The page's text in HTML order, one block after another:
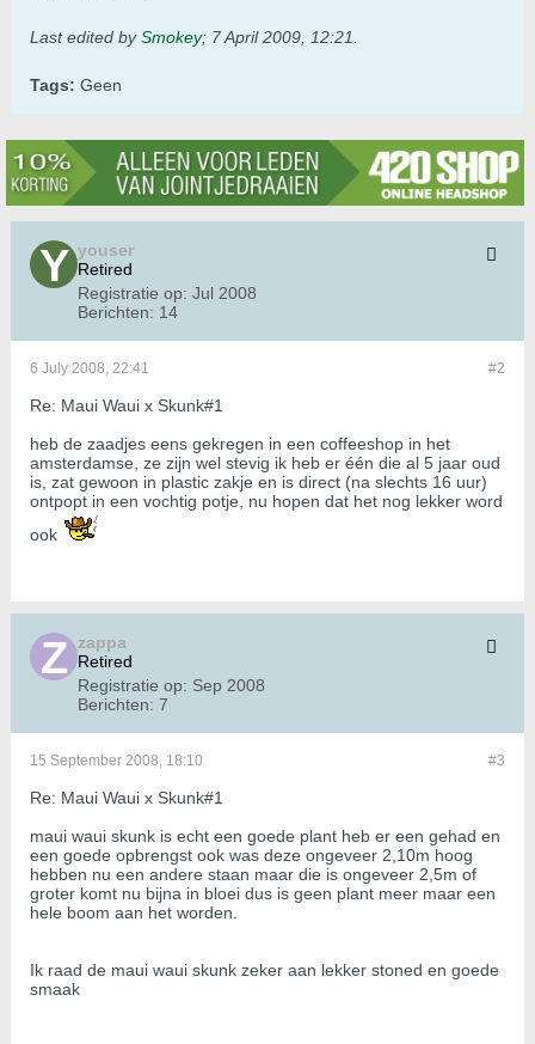
Last edited bySmokey; 7 April 2009, 12:21
Tags: Geen
youser
Retired
Registratie op: Jul 2008
Berichten: 14
#2
6 July 2008, 22:41
Re: Maui Waui x Skunk#1
heb de zaadjes eens gekregen in een coffeeshop in het
amsterdamse, ze zijn wel stevig ik heb er één die al 5 jaar oud
is, zat gewoon in plastic zakje en is direct (na slechts 16 uur)
ontpopt in een vochtig potje, nu hopen dat het nog lekker word
ook
zappa
Retired
Registratie op: Sep 2008
Berichten: 7
#3
15 September 2008, 18:10
Re: Maui Waui x Skunk#1
maui waui skunk is echt een goede plant heb er een gehad en
een goede opbrengst ook was deze ongeveer 2,10m hoog
hebben nu een andere staan maar die is ongeveer 2,5m of
groter komt nu bijna in bloei dus is geen plant meer maar een
hele boom aan het worden.
Ik raad de maui waui skunk zeker aan lekker stoned en goede
smaak